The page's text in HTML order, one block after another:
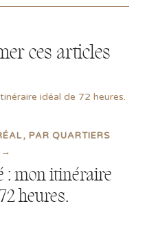
ces articles
: mon itinéraire
heures.
PAR QUARTIERS
→